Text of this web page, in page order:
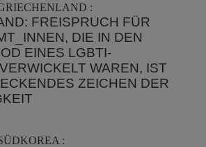
:
FREISPRUCH FÜR
DIE IN DEN
EINES LGBTI-
WAREN, IST
ZEICHEN DER
: